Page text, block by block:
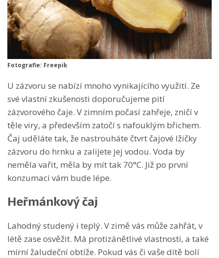
Fotografie: Freepik
U zázvoru se nabízí mnoho vynikajícího využití. Ze
své vlastní zkušenosti doporučujeme pití
zázvorového čaje. V zimním počasí zahřeje, zničí v
těle viry, a především zatočí s nafouklým břichem.
Čaj uděláte tak, že nastrouháte čtvrt čajové lžičky
zázvoru do hrnku a zalijete jej vodou. Voda by
neměla vařit, měla by mít tak 70°C. Již po první
konzumaci vám bude lépe.
Heřmánkový čaj
Lahodný studený i teplý. V zimě vás může zahřát, v
létě zase osvěžit. Má protizánětlivé vlastnosti, a také
mírní žaludeční obtíže. Pokud vás či vaše dítě bolí